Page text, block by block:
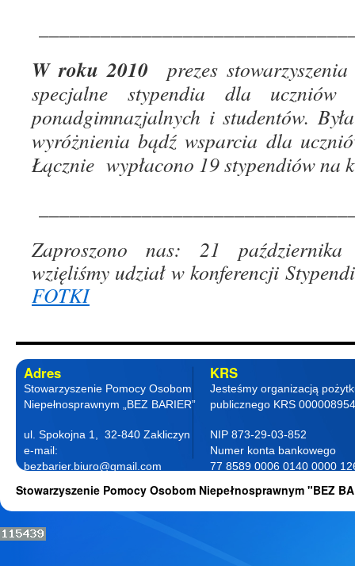
W roku 2010 prezes
specjalne stypendia dla uczniów
ponadgimnazjalnych i studentów.
wyróżnienia bądź wsparcia dla
Łącznie wypłacono 19 stypendiów na
Zaproszono nas: 21
wzięliśmy udział w konferencji
FOTKI
Adres
Stowarzyszenie Pomocy Osobom
Niepełnosprawnym „BEZ BARIER”
ul. Spokojna 1, 32-840 Zakliczyn
e-mail:
bezbarier.biuro@gmail.com
KRS
Jesteśmy organizacją
publicznego KRS
NIP 873-29-03-852
Numer konta bankowego
77 8589 0006 0140 0000
Stowarzyszenie Pomocy Osobom Niepełnosprawnym "BEZ